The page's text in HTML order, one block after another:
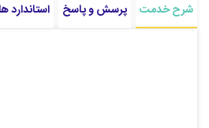
شرح خدمت پرسش و پاسخ استاندارد